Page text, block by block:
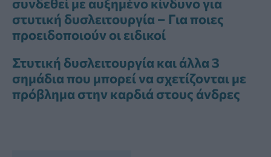
στυτική δυσλειτουργία – Για ποιες
προειδοποιούν οι ειδικοί
Στυτική δυσλειτουργία και άλλα 3
σημάδια που μπορεί να σχετίζονται με
πρόβλημα στην καρδιά στους άνδρες